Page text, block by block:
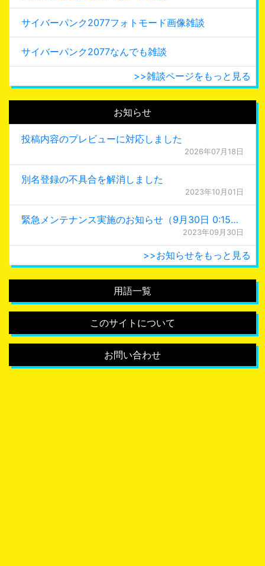
サイバーパンク2077フォトモード画像雑談
サイバーパンク2077なんでも雑談
>>雑談ページをもっと見る
お知らせ
投稿内容のプレビューに対応しました
2026年07月18日
別名登録の不具合を解消しました
2023年10月01日
緊急メンテナンス実施のお知らせ（9月30日 0:15更新）
2023年09月30日
>>お知らせをもっと見る
用語一覧
このサイトについて
お問い合わせ